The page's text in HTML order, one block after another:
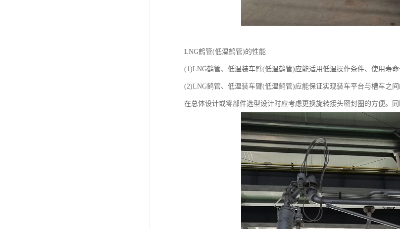
LNG鹤管(低温鹤管)的性能
(1)LNG鹤管、低温装车臂(低温鹤管)应能适用低温操作条件、使用寿命
(2)LNG鹤管、低温装车臂(低温鹤管)应能保证实现装车平台与槽车之间
在总体设计或零部件选型设计时应考虑更换旋转接头密封圈的方便。